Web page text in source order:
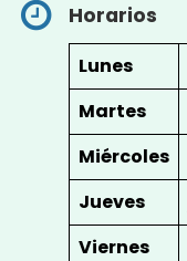
Horarios
Lunes
Martes
Miércoles
Jueves
Viernes